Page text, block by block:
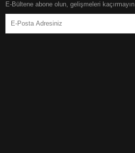
E-Bültene abone olun, gelişmeleri kaçırmayın